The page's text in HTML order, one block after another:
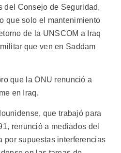
del Consejo de Seguridad,
que solo el mantenimiento
de la UNSCOM a Iraq
que ven en Saddam
que la ONU renunció a
en Iraq.
que trabajó para
renunció a mediados del
por supuestas interferencias